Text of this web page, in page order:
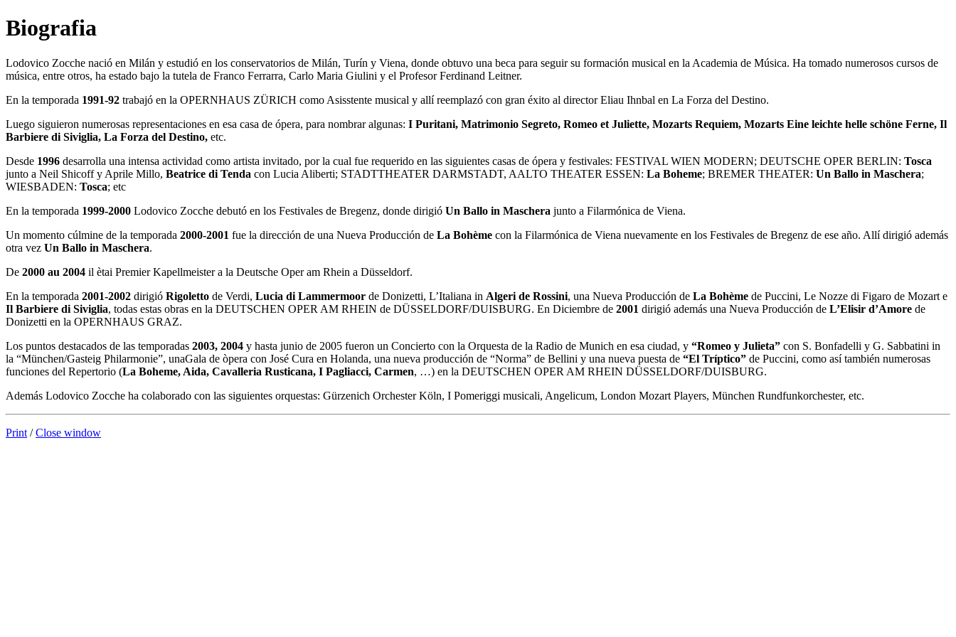
Biografia
Lodovico Zocche nació en Milán y estudió en los conservatorios de Milán, Turín y Viena, donde obtuvo una beca para seguir su formación musical en la Academia de Música. Ha tomado numerosos cursos de
música, entre otros, ha estado bajo la tutela de Franco Ferrarra, Carlo Maria Giulini y el Profesor Ferdinand Leitner.
En la temporada 1991-92 trabajó en la OPERNHAUS ZÜRICH como Asisstente musical y allí reemplazó con gran éxito al director Eliau Ihnbal en La Forza del Destino.
Luego siguieron numerosas representaciones en esa casa de ópera, para nombrar algunas: I Puritani, Matrimonio Segreto, Romeo et Juliette, Mozarts Requiem, Mozarts Eine leichte helle schöne Ferne, Il
Barbiere di Siviglia, La Forza del Destino, etc.
Desde 1996 desarrolla una intensa actividad como artista invitado, por la cual fue requerido en las siguientes casas de ópera y festivales: FESTIVAL WIEN MODERN; DEUTSCHE OPER BERLIN: Tosca
junto a Neil Shicoff y Aprile Millo, Beatrice di Tenda con Lucia Aliberti; STADTTHEATER DARMSTADT, AALTO THEATER ESSEN: La Boheme; BREMER THEATER: Un Ballo in Maschera;
WIESBADEN: Tosca; etc
En la temporada 1999-2000 Lodovico Zocche debutó en los Festivales de Bregenz, donde dirigió Un Ballo in Maschera junto a Filarmónica de Viena.
Un momento cúlmine de la temporada 2000-2001 fue la dirección de una Nueva Producción de La Bohème con la Filarmónica de Viena nuevamente en los Festivales de Bregenz de ese año. Allí dirigió además
otra vez Un Ballo in Maschera.
De 2000 au 2004 il ètai Premier Kapellmeister a la Deutsche Oper am Rhein a Düsseldorf.
En la temporada 2001-2002 dirigió Rigoletto de Verdi, Lucia di Lammermoor de Donizetti, L’Italiana in Algeri de Rossini, una Nueva Producción de La Bohème de Puccini, Le Nozze di Figaro de Mozart e
Il Barbiere di Siviglia, todas estas obras en la DEUTSCHEN OPER AM RHEIN de DÜSSELDORF/DUISBURG. En Diciembre de 2001 dirigió además una Nueva Producción de L’Elisir d’Amore de
Donizetti en la OPERNHAUS GRAZ.
Los puntos destacados de las temporadas 2003, 2004 y hasta junio de 2005 fueron un Concierto con la Orquesta de la Radio de Munich en esa ciudad, y “Romeo y Julieta” con S. Bonfadelli y G. Sabbatini in
la “München/Gasteig Philarmonie”, unaGala de òpera con José Cura en Holanda, una nueva producción de “Norma” de Bellini y una nueva puesta de “El Tríptico” de Puccini, como así también numerosas
funciones del Repertorio (La Boheme, Aida, Cavalleria Rusticana, I Pagliacci, Carmen, …) en la DEUTSCHEN OPER AM RHEIN DÜSSELDORF/DUISBURG.
Además Lodovico Zocche ha colaborado con las siguientes orquestas: Gürzenich Orchester Köln, I Pomeriggi musicali, Angelicum, London Mozart Players, München Rundfunkorchester, etc.
Print /Close window